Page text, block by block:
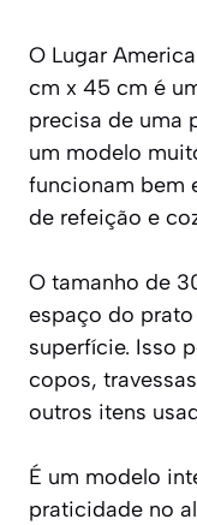
O Lugar
cm x 45 cm é
precisa de uma
um modelo
funcionam bem
de refeição e
O tamanho de
espaço do
superfície. Isso
copos,
outros itens
É um modelo
praticidade no